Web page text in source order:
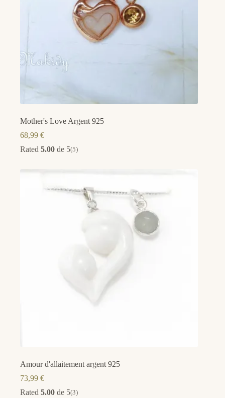
Mother's Love Argent 925
68,99 €
Rated 5.00 de 5(5)
Amour d'allaitement argent 925
73,99 €
Rated 5.00 de 5(3)